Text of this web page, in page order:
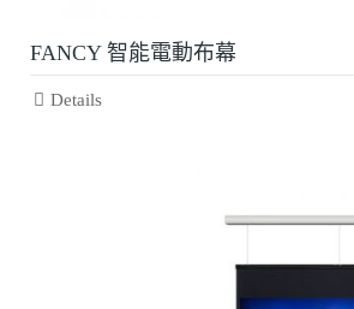
FANCY 智能電動布幕
Details